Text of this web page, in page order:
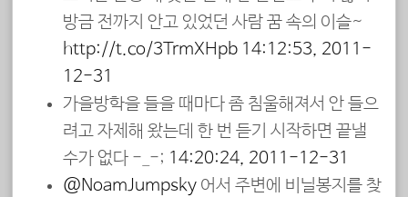
방금 전까지 안고 있었던 사람 꿈 속의 이슬~
http://t.co/3TrmXHpb 14:12:53, 2011-
12-31
가을방학을 들을 때마다 좀 침울해져서 안 들으
려고 자제해 왔는데 한 번 듣기 시작하면 끝낼
수가 없다 -_-; 14:20:24, 2011-12-31
@NoamJumpsky 어서 주변에 비닐봉지를 찾